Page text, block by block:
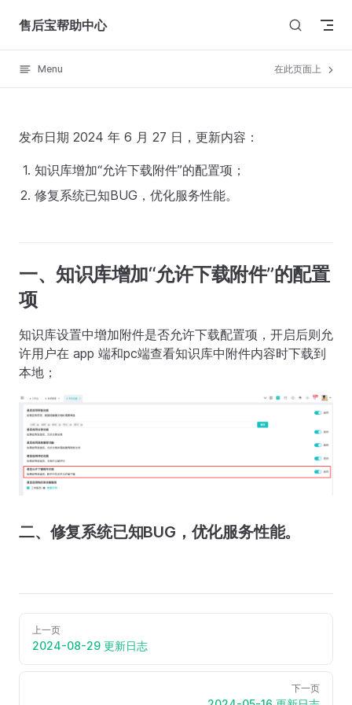
Skip to content
售后宝帮助中心
Menu 在此页面上
发布日期 2024 年 6 月 27 日，更新内容：
知识库增加“允许下载附件”的配置项；
修复系统已知BUG，优化服务性能。
一、知识库增加“允许下载附件”的配置
项
知识库设置中增加附件是否允许下载配置项，开启后则允
许用户在 app 端和pc端查看知识库中附件内容时下载到
本地；
二、修复系统已知BUG，优化服务性能。
上一页
2024-08-29 更新日志
下一页